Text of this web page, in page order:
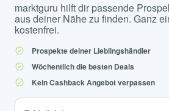
marktguru hilft dir passende
aus deiner Nähe zu finden. Ganz
kostenfrei.
Prospekte deiner Lieblingshändler
Wöchentlich die besten Deals
Kein Cashback Angebot verpassen